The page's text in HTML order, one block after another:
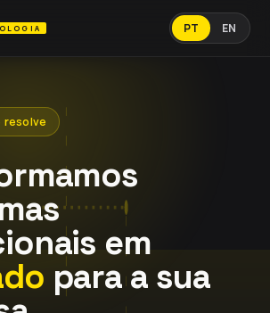
PT EN
resolve
em
para a sua